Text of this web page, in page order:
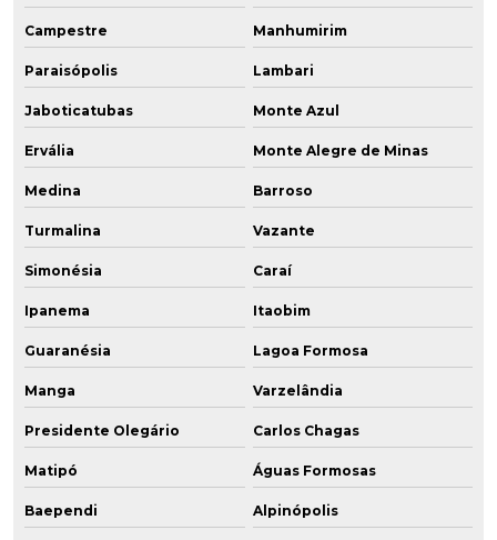
Campestre Manhumirim
Paraisópolis Lambari
Jaboticatubas Monte Azul
Ervália Monte Alegre de Minas
Medina Barroso
Turmalina Vazante
Simonésia Caraí
Ipanema Itaobim
Guaranésia Lagoa Formosa
Manga Varzelândia
Presidente Olegário Carlos Chagas
Matipó Águas Formosas
Baependi Alpinópolis